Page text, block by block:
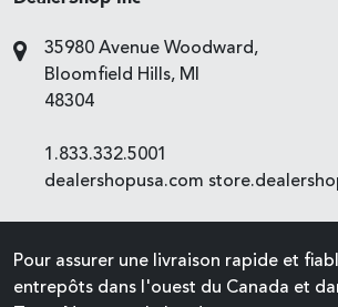
35980 Avenue Woodward,
Bloomfield Hills, MI
48304
1.833.332.5001
dealershopusa.com
Pour assurer une livraison rapide et
entrepôts dans l'ouest du Canada et